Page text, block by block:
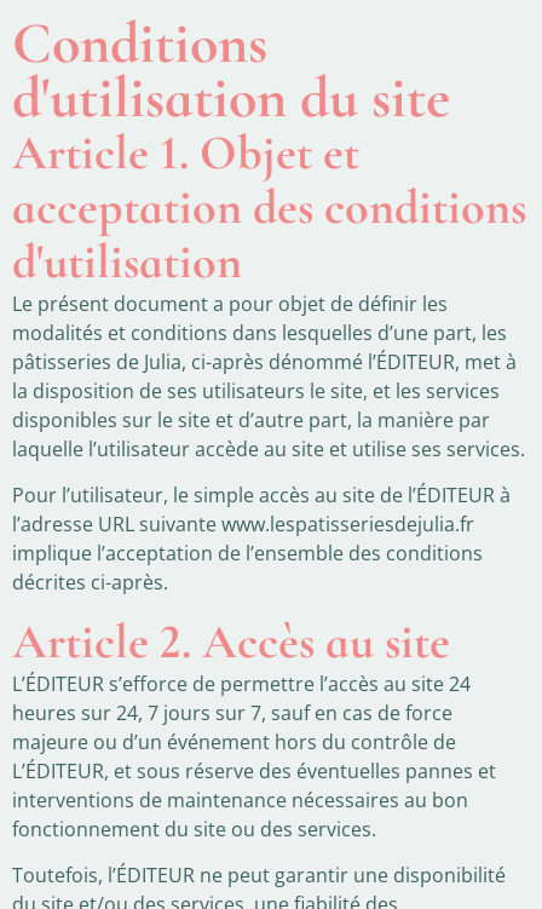
Conditions
d'utilisation du site
Article 1. Objet et
acceptation des conditions
d'utilisation
Le présent document a pour objet de définir les
modalités et conditions dans lesquelles d’une part, les
pâtisseries de Julia, ci-après dénommé l’ÉDITEUR, met à
la disposition de ses utilisateurs le site, et les services
disponibles sur le site et d’autre part, la manière par
laquelle l’utilisateur accède au site et utilise ses services.
Pour l’utilisateur, le simple accès au site de l’ÉDITEUR à
l’adresse URL suivante www.lespatisseriesdejulia.fr
implique l’acceptation de l’ensemble des conditions
décrites ci-après.
Article 2. Accès au site
L’ÉDITEUR s’efforce de permettre l’accès au site 24
heures sur 24, 7 jours sur 7, sauf en cas de force
majeure ou d’un événement hors du contrôle de
L’ÉDITEUR, et sous réserve des éventuelles pannes et
interventions de maintenance nécessaires au bon
fonctionnement du site ou des services.
Toutefois, l’ÉDITEUR ne peut garantir une disponibilité